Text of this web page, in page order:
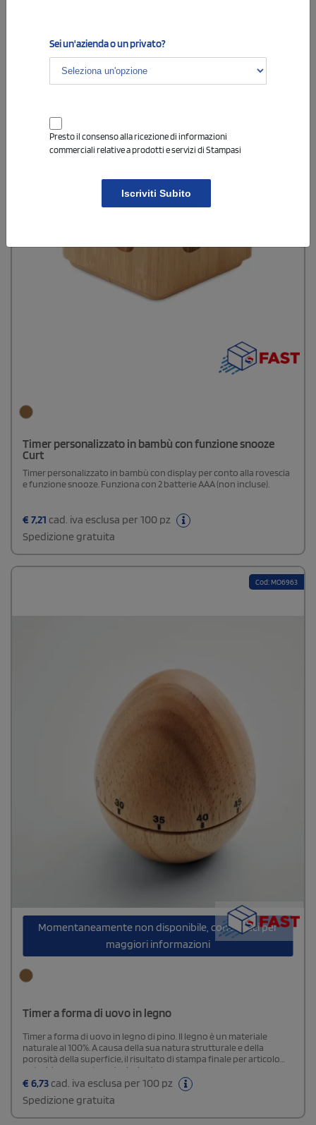
Timer personalizzato in bambù con funzione snooze
Curt
Timer personalizzato in bambù con display per conto alla rovescia
e funzione snooze. Funziona con 2 batterie AAA (non incluse).
€ 7,21 cad. iva esclusa per 100 pz
Spedizione gratuita
Cod: MO6963
Momentaneamente non disponibile, contattaci per
maggiori informazioni
Timer a forma di uovo in legno
Timer a forma di uovo in legno di pino. Il legno è un materiale
naturale al 100%. A causa della sua natura strutturale e della
porosità della superficie, il risultato di stampa finale per articolo
potrebbe presentare deviazioni.
€ 6,73 cad. iva esclusa per 100 pz
Spedizione gratuita
Sei un'azienda o un privato?
Presto il consenso alla ricezione di informazioni
commerciali relative a prodotti e servizi di Stampasi
Iscriviti Subito